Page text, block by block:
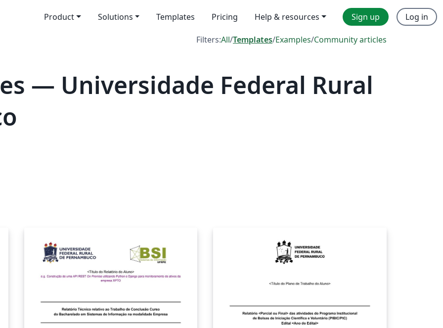
Product Solutions Templates Pricing Help & resources Sign up Log in
Filters:All/Templates/Examples/Community articles
— Universidade Federal Rural